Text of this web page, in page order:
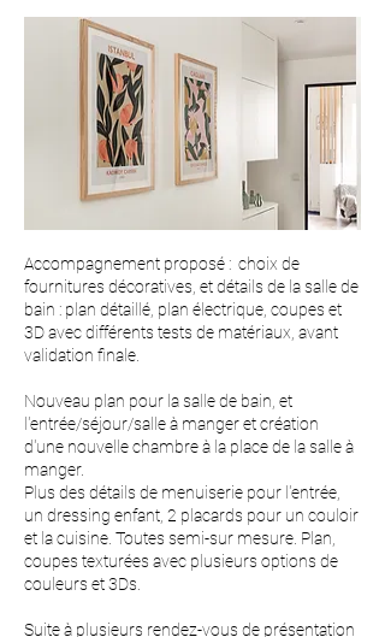
Accompagnement proposé : choix de
fournitures décoratives, et détails de la salle de
bain : plan détaillé, plan électrique, coupes et
3D avec différents tests de matériaux, avant
validation finale.
Nouveau plan pour la salle de bain, et
l'entrée/séjour/salle à mangeret création
d'une nouvelle chambre à la place de la salle à
manger.
Plus des détails de menuiserie pour l'entrée,
un dressing enfant, 2 placards pour un couloir
et la cuisine. Toutes semi-sur mesure. Plan,
coupes texturées avec plusieurs options de
couleurs et 3Ds.
Suite à plusieurs rendez-vous de présentation